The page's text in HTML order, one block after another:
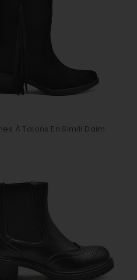
À Talons En Simili Daim